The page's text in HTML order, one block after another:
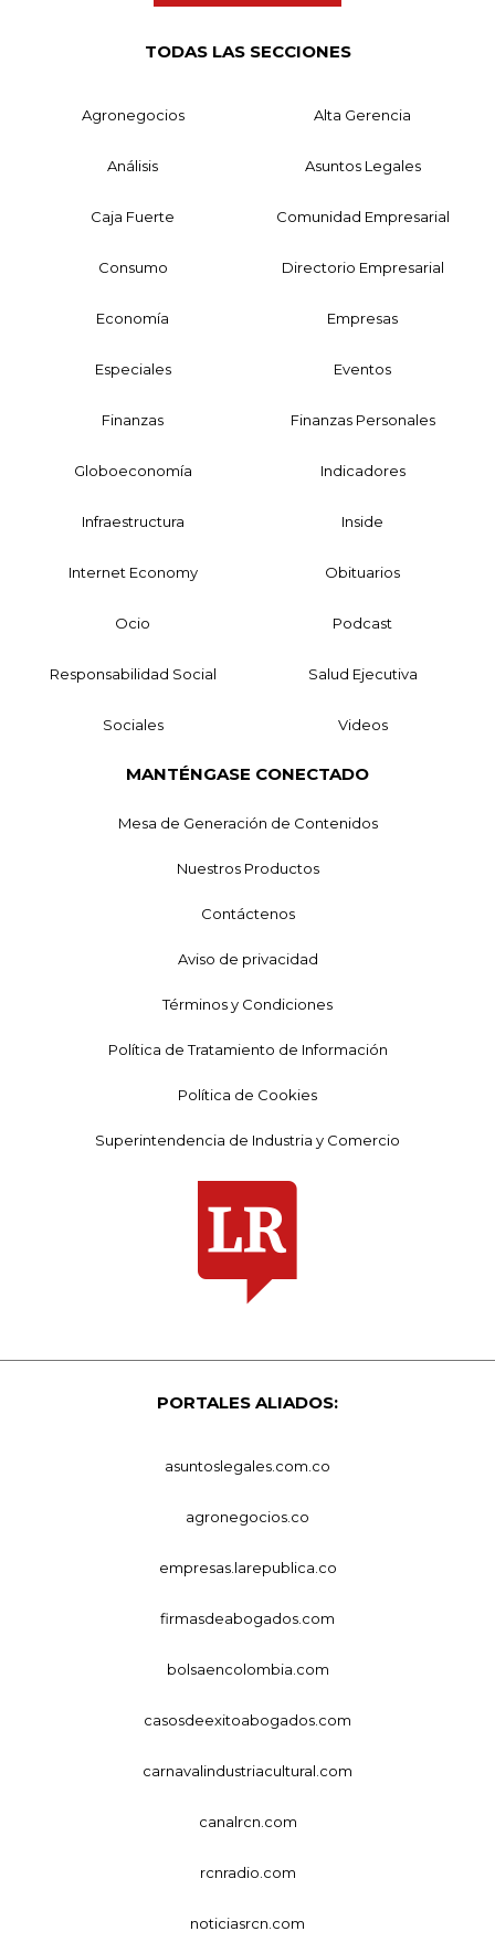
TODAS LAS SECCIONES
Agronegocios Alta Gerencia
Análisis Asuntos Legales
Caja Fuerte Comunidad Empresarial
Consumo Directorio Empresarial
Economía Empresas
Especiales Eventos
Finanzas Finanzas Personales
Globoeconomía Indicadores
Infraestructura Inside
Internet Economy Obituarios
Ocio Podcast
Responsabilidad Social Salud Ejecutiva
Sociales Videos
MANTÉNGASE CONECTADO
Mesa de Generación de Contenidos
Nuestros Productos
Contáctenos
Aviso de privacidad
Términos y Condiciones
Política de Tratamiento de Información
Política de Cookies
Superintendencia de Industria y Comercio
PORTALES ALIADOS:
asuntoslegales.com.co
agronegocios.co
empresas.larepublica.co
firmasdeabogados.com
bolsaencolombia.com
casosdeexitoabogados.com
carnavalindustriacultural.com
canalrcn.com
rcnradio.com
noticiasrcn.com